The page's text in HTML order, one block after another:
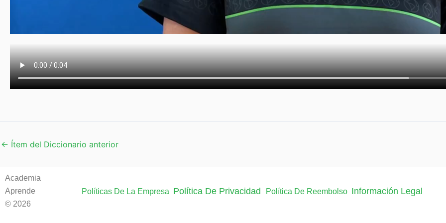
← Ítem del Diccionario anterior
Academia
Aprende
© 2026
Políticas De La Empresa Política De Privacidad Política De Reembolso Información Legal